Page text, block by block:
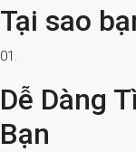
Tại sao
01.
Dễ Dàng
Bạn